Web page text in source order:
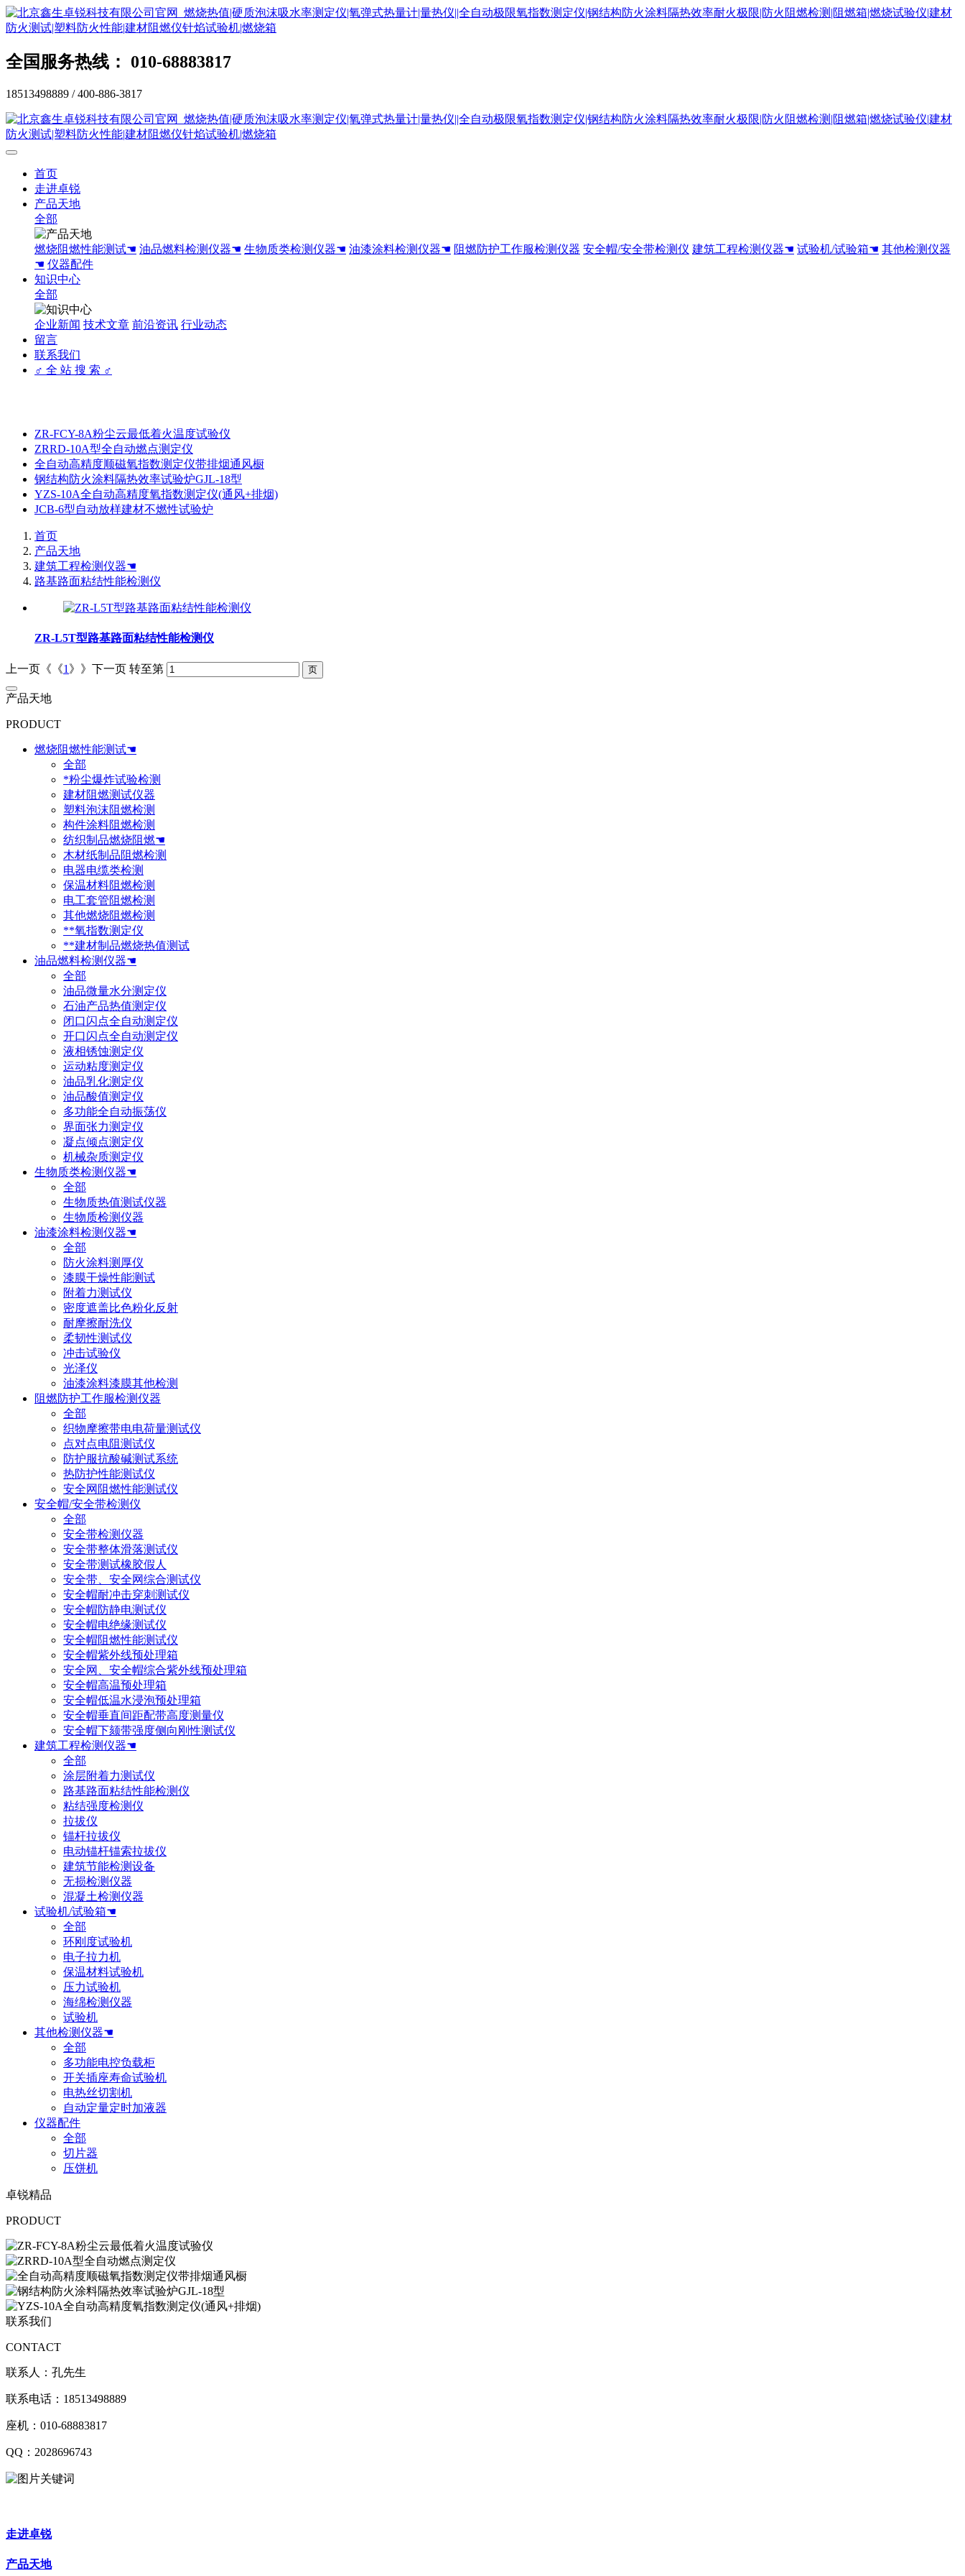
全国服务热线： 010-68883817
18513498889 / 400-886-3817
首页
走进卓锐
产品天地
全部
燃烧阻燃性能测试☚ 油品燃料检测仪器☚ 生物质类检测仪器☚ 油漆涂料检测仪器☚ 阻燃防护工作服检测仪器 安全帽/安全带检测仪 建筑工程检测仪器☚ 试验机/试验箱☚ 其他检测仪器
☚ 仪器配件
知识中心
全部
企业新闻 技术文章 前沿资讯 行业动态
留言
联系我们
♂ 全 站 搜 索 ♂
ZR-FCY-8A粉尘云最低着火温度试验仪
ZRRD-10A型全自动燃点测定仪
全自动高精度顺磁氧指数测定仪带排烟通风橱
钢结构防火涂料隔热效率试验炉GJL-18型
YZS-10A全自动高精度氧指数测定仪(通风+排烟)
JCB-6型自动放样建材不燃性试验炉
首页
产品天地
建筑工程检测仪器☚
路基路面粘结性能检测仪
ZR-L5T型路基路面粘结性能检测仪
上一页《《1 》》下一页 转至第
产品天地
PRODUCT
燃烧阻燃性能测试☚
全部
*粉尘爆炸试验检测
建材阻燃测试仪器
塑料泡沫阻燃检测
构件涂料阻燃检测
纺织制品燃烧阻燃☚
木材纸制品阻燃检测
电器电缆类检测
保温材料阻燃检测
电工套管阻燃检测
其他燃烧阻燃检测
**氧指数测定仪
**建材制品燃烧热值测试
油品燃料检测仪器☚
全部
油品微量水分测定仪
石油产品热值测定仪
闭口闪点全自动测定仪
开口闪点全自动测定仪
液相锈蚀测定仪
运动粘度测定仪
油品乳化测定仪
油品酸值测定仪
多功能全自动振荡仪
界面张力测定仪
凝点倾点测定仪
机械杂质测定仪
生物质类检测仪器☚
全部
生物质热值测试仪器
生物质检测仪器
油漆涂料检测仪器☚
全部
防火涂料测厚仪
漆膜干燥性能测试
附着力测试仪
密度遮盖比色粉化反射
耐摩擦耐洗仪
柔韧性测试仪
冲击试验仪
光泽仪
油漆涂料漆膜其他检测
阻燃防护工作服检测仪器
全部
织物摩擦带电电荷量测试仪
点对点电阻测试仪
防护服抗酸碱测试系统
热防护性能测试仪
安全网阻燃性能测试仪
安全帽/安全带检测仪
全部
安全带检测仪器
安全带整体滑落测试仪
安全带测试橡胶假人
安全带、安全网综合测试仪
安全帽耐冲击穿刺测试仪
安全帽防静电测试仪
安全帽电绝缘测试仪
安全帽阻燃性能测试仪
安全帽紫外线预处理箱
安全网、安全帽综合紫外线预处理箱
安全帽高温预处理箱
安全帽低温水浸泡预处理箱
安全帽垂直间距配带高度测量仪
安全帽下颏带强度侧向刚性测试仪
建筑工程检测仪器☚
全部
涂层附着力测试仪
路基路面粘结性能检测仪
粘结强度检测仪
拉拔仪
锚杆拉拔仪
电动锚杆锚索拉拔仪
建筑节能检测设备
无损检测仪器
混凝土检测仪器
试验机/试验箱☚
全部
环刚度试验机
电子拉力机
保温材料试验机
压力试验机
海绵检测仪器
试验机
其他检测仪器☚
全部
多功能电控负载柜
开关插座寿命试验机
电热丝切割机
自动定量定时加液器
仪器配件
全部
切片器
压饼机
卓锐精品
PRODUCT
联系我们
CONTACT
联系人：孔先生
联系电话：18513498889
座机：010-68883817
QQ：2028696743
走进卓锐
产品天地